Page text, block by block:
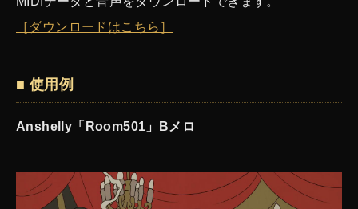
［ダウンロードはこちら］
■ 使用例
Anshelly「Room501」Bメロ